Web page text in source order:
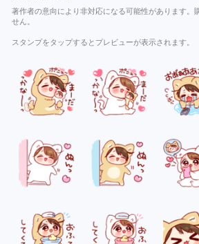
著作者の意向により非対応になる可能性があります。
せん。
スタンプをタップするとプレビューが表示されます。